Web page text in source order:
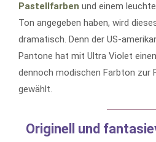
Pastellfarben und einem
Ton angegeben haben, wird
dramatisch. Denn der US-
Pantone hat mit Ultra Violet
dennoch modischen Farbton zur
gewählt.
Originell und